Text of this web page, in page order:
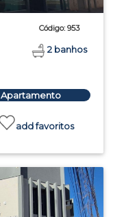
Código: 953
2 banhos
Apartamento
add favoritos